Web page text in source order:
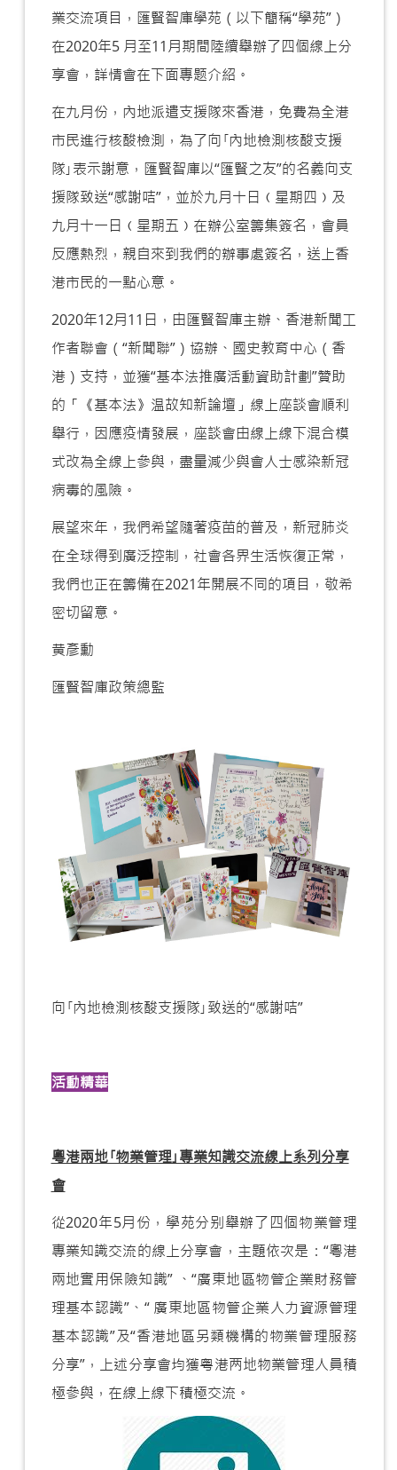
業交流項目，匯賢智庫學苑（以下簡稱“學苑”）
在2020年5 月至11月期間陸續舉辦了四個線上分
享會，詳情會在下面專题介紹。
在九月份，內地派遣支援隊來香港，免費為全港
市民進行核酸檢測，為了向｢內地檢測核酸支援
隊｣表示謝意，匯賢智庫以“匯賢之友”的名義向支
援隊致送“感謝咭”，並於九月十日﹙星期四﹚及
九月十一日﹙星期五﹚在辦公室籌集簽名，會員
反應熱烈，親自來到我們的辦事處簽名，送上香
港市民的一點心意。
2020年12月11日，由匯賢智庫主辦、香港新聞工
作者聯會（“新聞聯”）協辦、國史教育中心（香
港）支持，並獲“基本法推廣活動資助計劃”贊助
的「《基本法》温故知新論壇」線上座談會順利
舉行，因應疫情發展，座談會由線上線下混合模
式改為全線上參與，盡量減少與會人士感染新冠
病毒的風險。
展望來年，我們希望隨著疫苗的普及，新冠肺炎
在全球得到廣泛控制，社會各界生活恢復正常，
我們也正在籌備在2021年開展不同的項目，敬希
密切留意。
黄彥勳
匯賢智庫政策總監
向｢內地檢測核酸支援隊｣致送的“感謝咭”
活動精華
粵港兩地｢物業管理｣專業知識交流線上系列分享
會
從2020年5月份，學苑分别舉辦了四個物業管理
專業知識交流的線上分享會，主題依次是：“粵港
兩地實用保險知識” 、“廣東地區物管企業財務管
理基本認識”、“ 廣東地區物管企業人力資源管理
基本認識”及“香港地區另類機構的物業管理服務
分享”，上述分享會均獲粤港两地物業管理人員積
極參與，在線上線下積極交流。